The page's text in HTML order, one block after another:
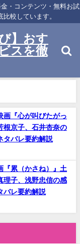
・コンテンツ・無料お試
較しています。
】おす
スを徹
画『心が叫びたがっ
根京子、石井杏奈の
タバレ要約解説
『累（かさね）』土
理子、浅野忠信の感
バレ要約解説